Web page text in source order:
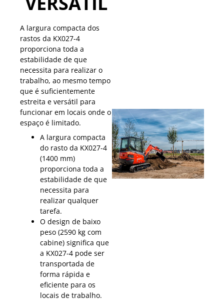
A largura compacta dos
rastos da KX027-4
proporciona toda a
estabilidade de que
necessita para realizar o
trabalho, ao mesmo tempo
que é suficientemente
estreita e versátil para
funcionar em locais onde o
espaço é limitado.
A largura compacta
do rasto da KX027-4
(1400 mm)
proporciona toda a
estabilidade de que
necessita para
realizar qualquer
tarefa.
O design de baixo
peso (2590 kg com
cabine) significa que
a KX027-4 pode ser
transportada de
forma rápida e
eficiente para os
locais de trabalho.